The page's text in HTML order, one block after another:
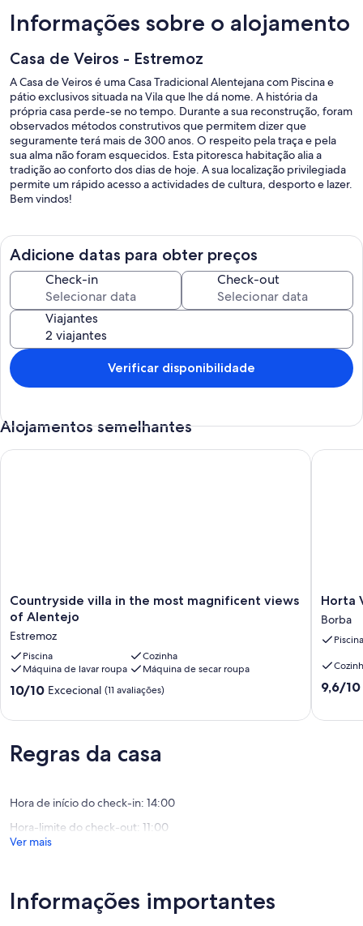
Informações sobre o alojamento
Casa de Veiros - Estremoz
A Casa de Veiros é uma Casa Tradicional Alentejana com Piscina e
pátio exclusivos situada na Vila que lhe dá nome. A história da
própria casa perde-se no tempo. Durante a sua reconstrução, foram
observados métodos construtivos que permitem dizer que
seguramente terá mais de 300 anos. O respeito pela traça e pela
sua alma não foram esquecidos. Esta pitoresca habitação alia a
tradição ao conforto dos dias de hoje. A sua localização privilegiada
permite um rápido acesso a actividades de cultura, desporto e lazer.
Bem vindos!
Adicione datas para obter preços
Check-in Check-out
Viajantes
Verificar disponibilidade
Alojamentos semelhantes
Countryside
villa
the
most
magnificent
views
Countryside villa in the most magnificent views
of Alentejo
Estremoz
Piscina
Cozinha
Máquina de lavar roupa
Máquina de secar roupa
Pontuação
10.0
um
máximo
Excecional,
(11
avaliações)
10/10 Excecional (11 avaliações)
Countryside villa in the most magnificent views of Alentejo
Horta
|
Terra
Borba
Horta
Borba
Piscina
9,6/10
Horta
Regras da casa
Hora de início do check-in: 14:00
Hora-limite do check-out: 11:00
Ver mais
Informações importantes